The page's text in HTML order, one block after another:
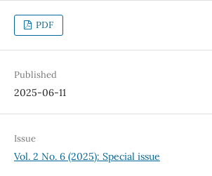
PDF
Published
2025-06-11
Issue
Vol. 2 No. 6 (2025): Special issue